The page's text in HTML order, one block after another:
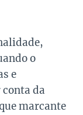
o
e
da
marcante